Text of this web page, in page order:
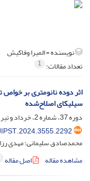
نویسنده =المیرا وفاکیش
تعداد مقالات: 1
اثر دوده نانومتری بر خواص
سیلیکای اصلاح‌شده
دوره 37، شماره 2، خرداد و تیر 1403، صفحه
محمدصادق سلیمانی؛ مهدی
مشاهده مقاله
اصل مقاله